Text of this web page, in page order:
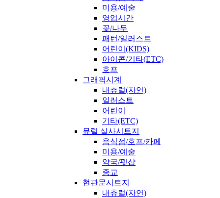
미용/예술
영업시간
꽃/나무
패턴/일러스트
어린이(KIDS)
아이콘/기타(ETC)
호프
그래픽시계
내츄럴(자연)
일러스트
어린이
기타(ETC)
뮤럴 실사시트지
음식점/호프/카페
미용/예술
약국/펫샵
종교
현관문시트지
내츄럴(자연)